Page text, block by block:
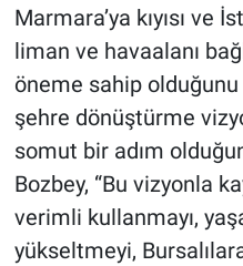
Marmara’ya kıyısı ve
liman ve havaalanı
öneme sahip olduğunu
şehre dönüştürme
somut bir adım
Bozbey, “Bu vizyonla
verimli kullanmayı,
yükseltmeyi,
Yerel Gündem
Yerel Yaşam
Canlı Yayın